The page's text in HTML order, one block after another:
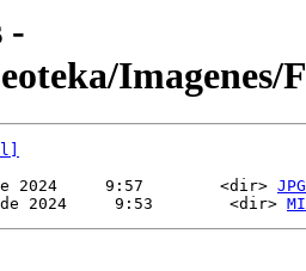
-
Imagenes/
2024     9:57        <dir> JPG
de 2024     9:53        <dir>